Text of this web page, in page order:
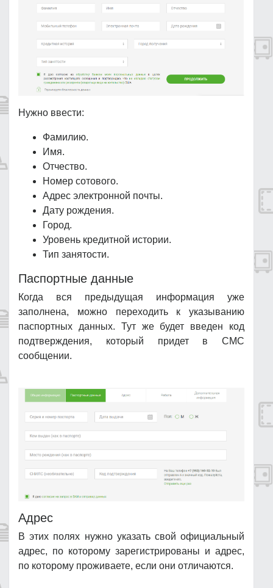
Нужно ввести:
Фамилию.
Имя.
Отчество.
Номер сотового.
Адрес электронной почты.
Дату рождения.
Город.
Уровень кредитной истории.
Тип занятости.
Паспортные данные
Когда вся предыдущая информация уже
заполнена, можно переходить к указыванию
паспортных данных. Тут же будет введен код
подтверждения, который придет в СМС
сообщении.
Адрес
В этих полях нужно указать свой официальный
адрес, по которому зарегистрированы и адрес,
по которому проживаете, если они отличаются.